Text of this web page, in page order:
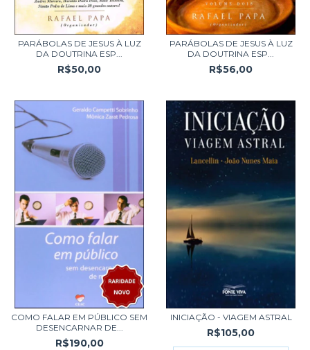
PARÁBOLAS DE JESUS À LUZ
DA DOUTRINA ESP...
R$50,00
PARÁBOLAS DE JESUS À LUZ
DA DOUTRINA ESP...
R$56,00
COMO FALAR EM PÚBLICO SEM
DESENCARNAR DE...
R$190,00
INICIAÇÃO - VIAGEM ASTRAL
R$105,00